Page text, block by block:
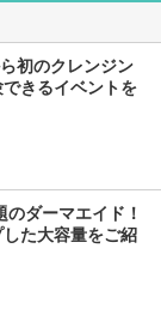
初のクレンジン
きるイベントを
のダーマエイド！
た大容量をご紹